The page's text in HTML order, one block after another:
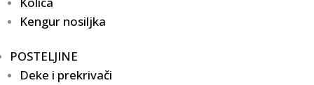
Kengur nosiljka
POSTELJINE
Deke i prekrivači